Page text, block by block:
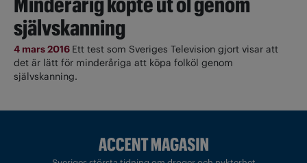
självskanning
4 mars 2016 Ett test som Sveriges Television gjort visar att
det är lätt för minderåriga att köpa folköl genom
självskanning.